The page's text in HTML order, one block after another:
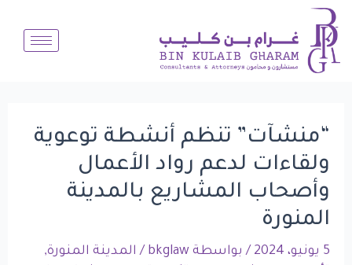
تخطي
إلى
المحتوى
“منشآت” تنظم أنشطة توعوية
ولقاءات لدعم رواد الأعمال
وأصحاب المشاريع بالمدينة
المنورة
5 يونيو، 2024 / بواسطة bkglaw
/ المدينة المنورة,
Post
navigation